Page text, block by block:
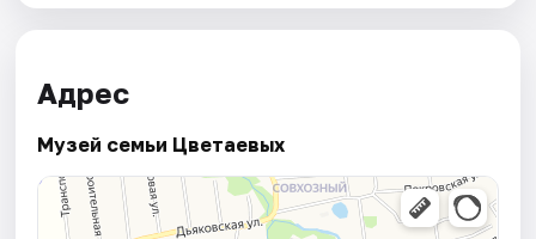
Адрес
Музей семьи Цветаевых